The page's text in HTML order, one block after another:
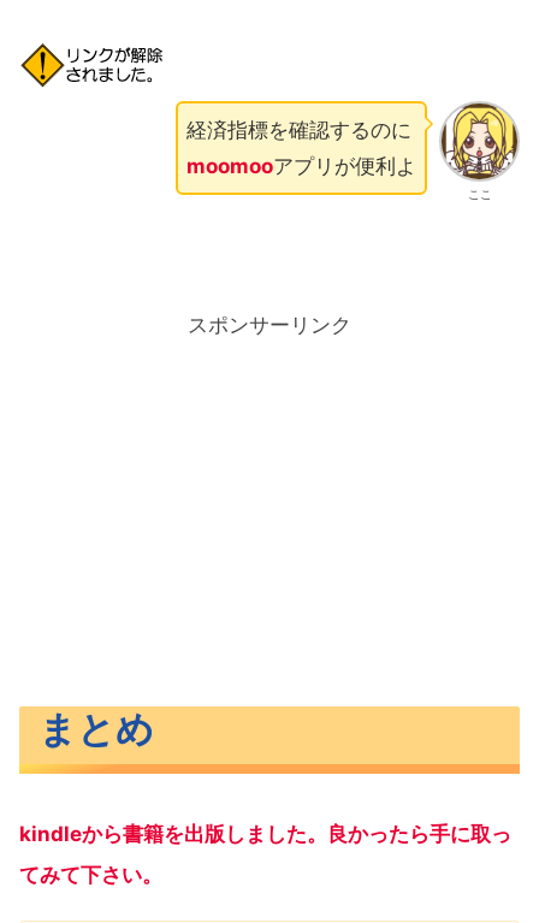
ここ
経済指標を確認するのに
moomooアプリが便利よ
スポンサーリンク
まとめ
kindleから書籍を出版しました。良かったら手に取っ
てみて下さい。